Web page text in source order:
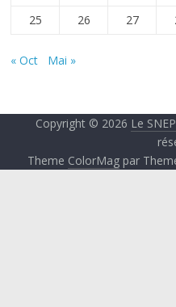
25
26 27
« Oct Mai »
Copyright © 2026 Le
Theme ColorMagpar